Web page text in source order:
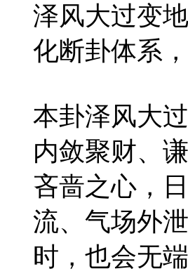
泽风大过变
化断卦体系
本卦泽风大
内敛聚财、
吝啬之心，
流、气场外
时，也会无